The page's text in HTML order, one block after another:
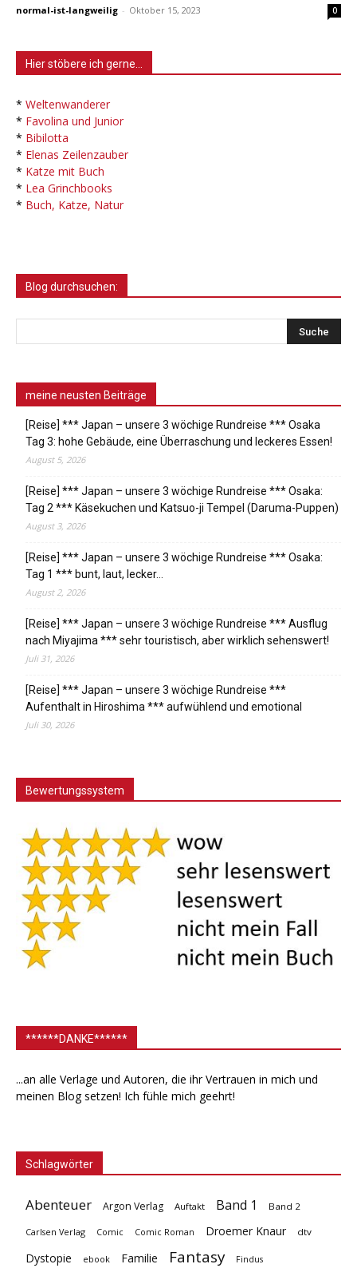
normal-ist-langweilig - Oktober 15, 2023 0
Hier stöbere ich gerne…
* Weltenwanderer
* Favolina und Junior
* Bibilotta
* Elenas Zeilenzauber
* Katze mit Buch
* Lea Grinchbooks
* Buch, Katze, Natur
Blog durchsuchen:
meine neusten Beiträge
[Reise] *** Japan – unsere 3 wöchige Rundreise *** Osaka
Tag 3: hohe Gebäude, eine Überraschung und leckeres Essen!
August 5, 2026
[Reise] *** Japan – unsere 3 wöchige Rundreise *** Osaka:
Tag 2 *** Käsekuchen und Katsuo-ji Tempel (Daruma-Puppen)
August 3, 2026
[Reise] *** Japan – unsere 3 wöchige Rundreise *** Osaka:
Tag 1 *** bunt, laut, lecker…
August 2, 2026
[Reise] *** Japan – unsere 3 wöchige Rundreise *** Ausflug
nach Miyajima *** sehr touristisch, aber wirklich sehenswert!
Juli 31, 2026
[Reise] *** Japan – unsere 3 wöchige Rundreise ***
Aufenthalt in Hiroshima *** aufwühlend und emotional
Juli 30, 2026
Bewertungssystem
******DANKE******
...an alle Verlage und Autoren, die ihr Vertrauen in mich und
meinen Blog setzen! Ich fühle mich geehrt!
Schlagwörter
Abenteuer Argon Verlag Auftakt Band 1 Band 2
Carlsen Verlag Comic Comic Roman Droemer Knaur dtv
Dystopie ebook Familie Fantasy Findus